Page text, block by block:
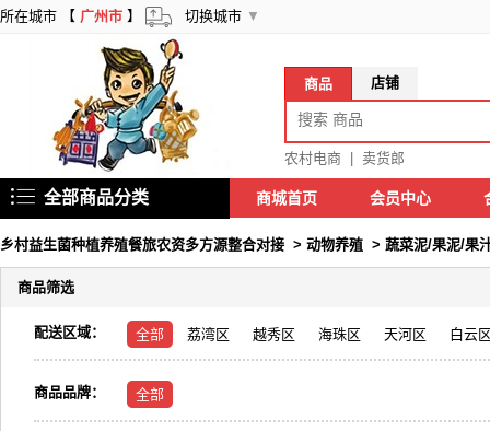
所在城市 【 广州市 】 切换城市 ▼
商品 店铺
农村电商 卖货郎
全部商品分类 商城首页 会员中心
乡村益生菌种植养殖餐旅农资多方源整合对接 > 动物养殖 > 蔬菜泥/果泥/果
商品筛选
配送区域： 全部 荔湾区 越秀区 海珠区 天河区 白云
商品品牌： 全部